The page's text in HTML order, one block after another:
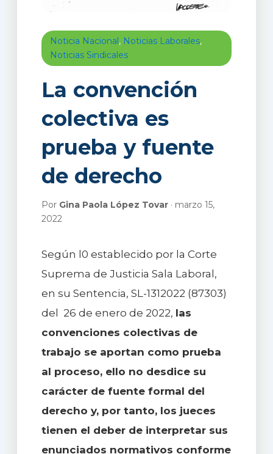
Noticia Nacional , Noticias Laborales,
Noticias Sindicales
La convención
colectiva es
prueba y fuente
de derecho
Por Gina Paola López Tovar· marzo 15,
2022
Según l0 establecido por la Corte
Suprema de Justicia Sala Laboral,
en su Sentencia, SL-1312022 (87303)
del 26 de enero de 2022, las
convenciones colectivas de
trabajo se aportan como prueba
al proceso, ello no desdice su
carácter de fuente formal del
derecho y, por tanto, los jueces
tienen el deber de interpretar sus
enunciados normativos conforme